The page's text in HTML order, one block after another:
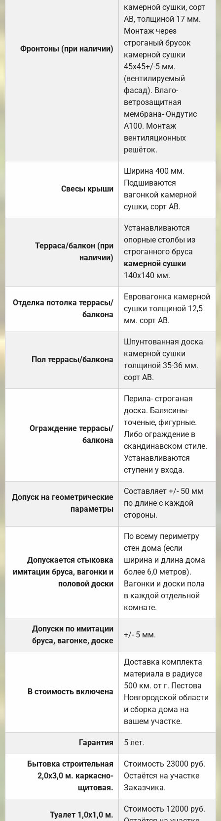
Фронтоны (при наличии)
камерной сушки, сорт
АВ, толщиной 17 мм.
Монтаж через
строганый брусок
камерной сушки
45х45+/-5 мм.
(вентилируемый
фасад). Влаго-
ветрозащитная
мембрана- Ондутис
А100. Монтаж
вентиляционных
решёток.
Свесы крыши
Ширина 400 мм.
Подшиваются
вагонкой камерной
сушки, сорт АВ.
Терраса/балкон (при
наличии)
Устанавливаются
опорные столбы из
строганного бруса
камерной сушки
140х140 мм.
Отделка потолка террасы/
балкона
Евровагонка камерной
сушки толщиной 12,5
мм. сорт АВ.
Пол террасы/балкона
Шпунтованная доска
камерной сушки
толщиной 35-36 мм.
сорт АВ.
Ограждение террасы/
балкона
Перила- строганая
доска. Балясины-
точеные, фигурные.
Либо ограждение в
скандинавском стиле.
Устанавливаются
ступени у входа.
Допуск на геометрические
параметры
Составляет +/- 50 мм
по длине с каждой
стороны.
Допускается стыковка
имитации бруса, вагонки и
половой доски
По всему периметру
стен дома (если
ширина и длина дома
более 6,0 метров).
Вагонки и доски пола
в каждой отдельной
комнате.
Допуски по имитации
бруса, вагонке, доске
+/- 5 мм.
В стоимость включена
Доставка комплекта
материала в радиусе
500 км. от г. Пестова
Новгородской области
и сборка дома на
вашем участке.
Гарантия 5 лет.
Бытовка строительная
2,0х3,0 м. каркасно-
щитовая.
Стоимость 23000 руб.
Остаётся на участке
Заказчика.
Туалет 1,0х1,0 м.
Стоимость 12000 руб.